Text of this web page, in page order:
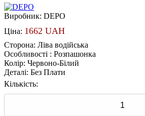
Виробник: DEPO
Ціна: 1662 UAH
Сторона: Ліва водійська
Особливості : Розпашонка
Колір: Червоно-Білий
Деталі: Без Плати
Кількість: